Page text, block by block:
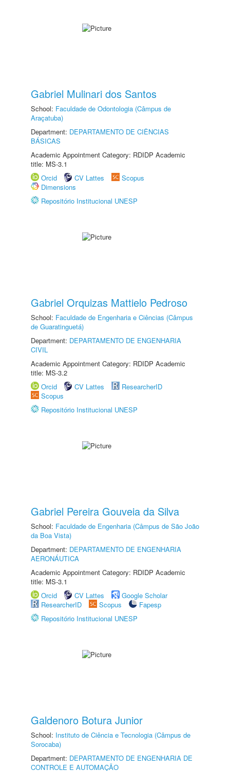
Gabriel Mulinari dos Santos
School: Faculdade de Odontologia (Câmpus de
Araçatuba)
Department: DEPARTAMENTO DE CIÊNCIAS
BÁSICAS
Academic Appointment Category: RDIDP Academic
title: MS-3.1
Orcid
CV Lattes
Scopus
Dimensions
Repositório Institucional UNESP
Gabriel Orquizas Mattielo Pedroso
School: Faculdade de Engenharia e Ciências (Câmpus
de Guaratinguetá)
Department: DEPARTAMENTO DE ENGENHARIA
CIVIL
Academic Appointment Category: RDIDP Academic
title: MS-3.2
Orcid
CV Lattes
ResearcherID
Scopus
Repositório Institucional UNESP
Gabriel Pereira Gouveia da Silva
School: Faculdade de Engenharia (Câmpus de São João
da Boa Vista)
Department: DEPARTAMENTO DE ENGENHARIA
AERONÁUTICA
Academic Appointment Category: RDIDP Academic
title: MS-3.1
Orcid
CV Lattes
Google Scholar
ResearcherID
Scopus
Fapesp
Repositório Institucional UNESP
Galdenoro Botura Junior
School: Instituto de Ciência e Tecnologia (Câmpus de
Sorocaba)
Department: DEPARTAMENTO DE ENGENHARIA DE
CONTROLE E AUTOMAÇÃO